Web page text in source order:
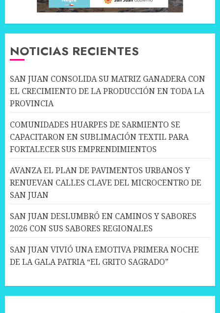
NOTICIAS RECIENTES
SAN JUAN CONSOLIDA SU MATRIZ GANADERA CON
EL CRECIMIENTO DE LA PRODUCCIÓN EN TODA LA
PROVINCIA
COMUNIDADES HUARPES DE SARMIENTO SE
CAPACITARON EN SUBLIMACIÓN TEXTIL PARA
FORTALECER SUS EMPRENDIMIENTOS
AVANZA EL PLAN DE PAVIMENTOS URBANOS Y
RENUEVAN CALLES CLAVE DEL MICROCENTRO DE
SAN JUAN
SAN JUAN DESLUMBRÓ EN CAMINOS Y SABORES
2026 CON SUS SABORES REGIONALES
SAN JUAN VIVIÓ UNA EMOTIVA PRIMERA NOCHE
DE LA GALA PATRIA “EL GRITO SAGRADO”